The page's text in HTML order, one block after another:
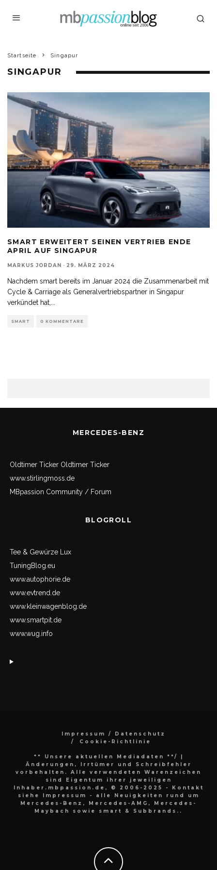
Startseite Singapur
SINGAPUR
SMART ERWEITERT SEINEN VERTRIEB ENDE
APRIL AUF SINGAPUR
MARKUS JORDAN · 29. MÄRZ 2024
Nachdem smart bereits im Januar 2024 die Zusammenarbeit mit
Cycle & Carriage als Generalvertriebspartner in Singapur
verkündet hat,
SMART 0 KOMMENTARE
MERCEDES-BENZ
Oldtimer Ticker Oldtimer Ticker
www.stirlingmoss.de
MBpassion Community / Forum
BLOGROLL
Tee & Gewürze Lux
TuningBlog.eu
www.autophorie.de
www.evtrend.de
www.kleinwagenblog.de
www.smartpit.de
www.wug.info
Impressum / Datenschutz
Cookie-Richtlinie
** Unsere aktuellen Mediadaten **/
|
Änderungen, Irrtümer und Schreibfehler
vorbehalten. Alle verwendeten Warenzeichen
sind Eigentum ihrer jeweiligen
Inhaber.mbpassion.de, © 2006-2025 - Kontakt
siehe Impressum - alle Neuigkeiten rund um
Mercedes-Benz, Mercedes-AMG, Mercedes-
Maybach sowie smart & Subbrands..